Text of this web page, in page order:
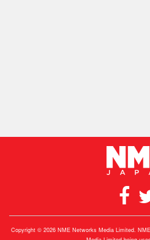
Copyright © 2026 NME Networks Media Limited.